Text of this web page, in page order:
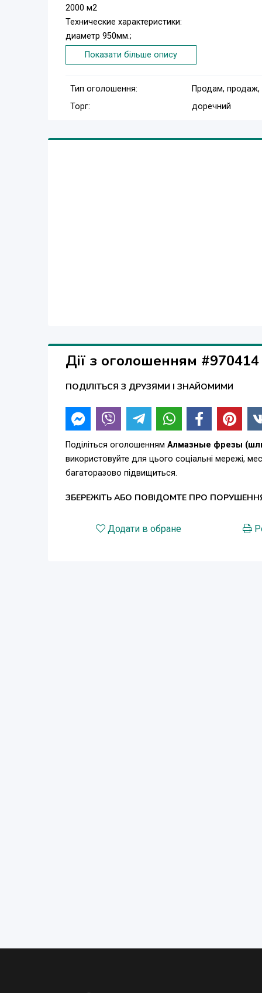
2000 м2
Технические характеристики:
диаметр 950мм.;
толщина основания 10мм.;
высота алмазного сегмента 8мм.;
количество шлифовальных сегментов 5шт.
Показати більше опису
Тип оголошення:
Продам,
Торг:
доречний
Дії з оголошенням #970414
ПОДІЛІТЬСЯ З ДРУЗЯМИ І ЗНАЙОМИМИ
Поділіться оголошенням Алмазные фрезы
використовуйте для цього соціальні мережі,
багаторазово підвищиться.
ЗБЕРЕЖІТЬ АБО ПОВІДОМТЕ ПРО
Додати в обране